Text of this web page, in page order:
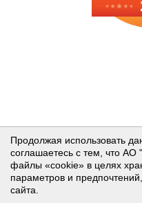
Продолжая использовать
соглашаетесь с тем, что АО
файлы «cookie» в целях
параметров и
сайта.